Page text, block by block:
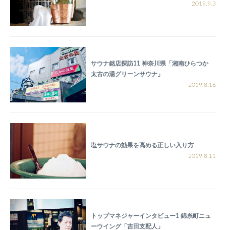
2019.9.3
サウナ銘店探訪11 神奈川県「湘南ひらつか
太古の湯グリーンサウナ」
2019.8.16
塩サウナの効果を高める正しい入り方
2019.8.11
トップマネジャーインタビュー1 錦糸町ニュ
ーウイング「吉田支配人」